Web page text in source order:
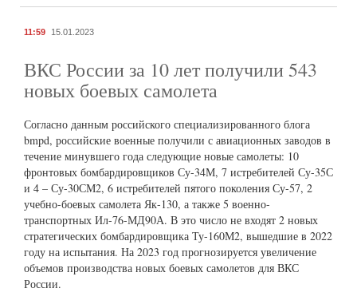
11:59 15.01.2023
ВКС России за 10 лет получили 543
новых боевых самолета
Согласно данным российского специализированного блога
bmpd, российские военные получили с авиационных заводов в
течение минувшего года следующие новые самолеты: 10
фронтовых бомбардировщиков Су-34М, 7 истребителей Су-35С
и 4 – Су-30СМ2, 6 истребителей пятого поколения Су-57, 2
учебно-боевых самолета Як-130, а также 5 военно-
транспортных Ил-76-МД90А. В это число не входят 2 новых
стратегических бомбардировщика Ту-160М2, вышедшие в 2022
году на испытания. На 2023 год прогнозируется увеличение
объемов производства новых боевых самолетов для ВКС
России.